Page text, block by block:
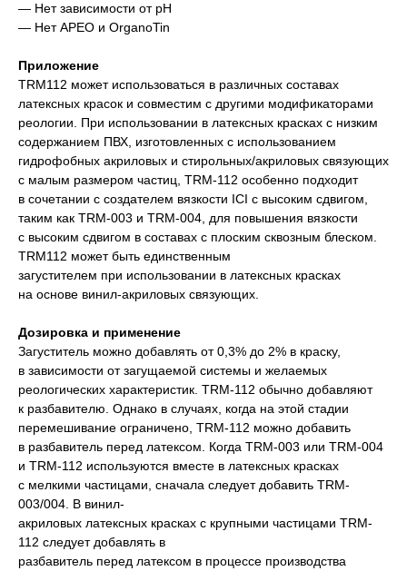
— Нет зависимости от рН
— Нет APEO и OrganoTin
Приложение
TRM112 может использоваться в различных составах
латексных красок и совместим с другими модификаторами
реологии. При использовании в латексных красках с низким
содержанием ПВХ, изготовленных с использованием
гидрофобных акриловых и стирольных/акриловых связующих
с малым размером частиц, TRM-112 особенно подходит
в сочетании с создателем вязкости ICI с высоким сдвигом,
таким как TRM-003 и TRM-004, для повышения вязкости
с высоким сдвигом в составах с плоским сквозным блеском.
TRM112 может быть единственным
загустителем при использовании в латексных красках
на основе винил-акриловых связующих.
Дозировка и применение
Загуститель можно добавлять от 0,3% до 2% в краску,
в зависимости от загущаемой системы и желаемых
реологических характеристик. TRM-112 обычно добавляют
к разбавителю. Однако в случаях, когда на этой стадии
перемешивание ограничено, TRM-112 можно добавить
в разбавитель перед латексом. Когда TRM-003 или TRM-004
и TRM-112 используются вместе в латексных красках
с мелкими частицами, сначала следует добавить TRM-
003/004. В винил-
акриловых латексных красках с крупными частицами TRM-
112 следует добавлять в
разбавитель перед латексом в процессе производства